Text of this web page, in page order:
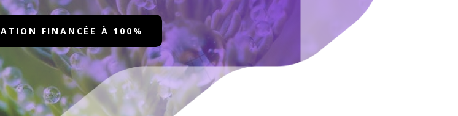
FINANCÉE À 100%